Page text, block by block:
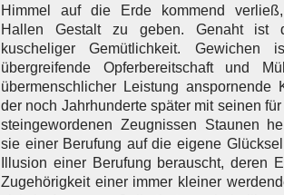
Himmel auf die Erde kommend
Hallen Gestalt zu geben. Genaht ist
kuscheliger Gemütlichkeit. Gewichen
übergreifende Opferbereitschaft und
übermenschlicher Leistung anspornende
der noch Jahrhunderte später mit seinen
steingewordenen Zeugnissen Staunen
sie einer Berufung auf die eigene
Illusion einer Berufung berauscht, deren
Zugehörigkeit einer immer kleiner